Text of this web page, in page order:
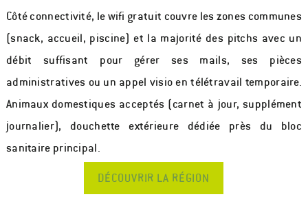
Côté connectivité, le wifi gratuit couvre les zones communes
(snack, accueil, piscine) et la majorité des pitchs avec un
débit suffisant pour gérer ses mails, ses pièces
administratives ou un appel visio en télétravail temporaire.
Animaux domestiques acceptés (carnet à jour, supplément
journalier), douchette extérieure dédiée près du bloc
sanitaire principal.
DÉCOUVRIR LA RÉGION